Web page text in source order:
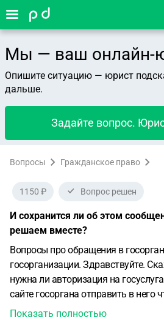
Мы — ваш онлайн-
Опишите ситуацию — юрист
дальше.
Задайте вопрос.
Вопросы Гражданское право
1150 ₽ Вопрос решен
И сохранится ли об этом
решаем вместе?
Вопросы про обращения в
госорганизации. Здравствуйте.
нужна ли авторизация на
сайте госоргана отправить в него
письмо сообщение обращение или
Показать полностью